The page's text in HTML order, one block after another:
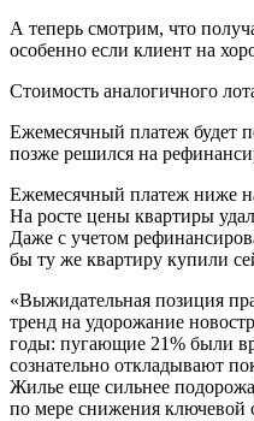
А теперь смотрим, что
особенно если клиент на
Стоимость аналогичного
Ежемесячный платеж будет
позже решился на
Ежемесячный платеж ниже
На росте цены квартиры
Даже с учетом
бы ту же квартиру купили
«Выжидательная позиция
тренд на удорожание
годы: пугающие 21% были
сознательно откладывают
Жилье еще сильнее
по мере снижения ключевой